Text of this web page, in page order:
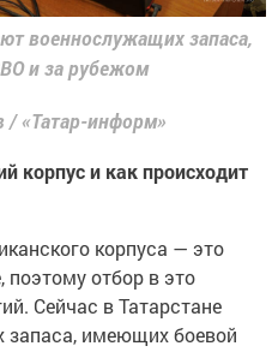
военнослужащих запаса,
и за рубежом
/ «Татар-информ»
корпус и как происходит
корпуса — это
поэтому отбор в это
Сейчас в Татарстане
имеющих боевой